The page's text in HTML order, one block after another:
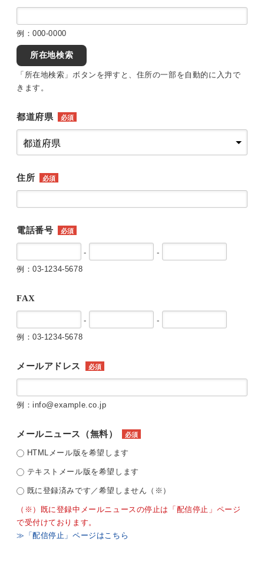
例：000-0000
所在地検索
「所在地検索」ボタンを押すと、住所の一部を自動的に入力で
きます。
都道府県 必須
住所 必須
電話番号 必須
-
-
例：03-1234-5678
FAX
-
-
例：03-1234-5678
メールアドレス 必須
例：info@example.co.jp
メールニュース（無料） 必須
HTMLメール版を希望します
テキストメール版を希望します
既に登録済みです／希望しません（※）
（※）既に登録中メールニュースの停止は「配信停止」ページ
で受付けております。
≫「配信停止」ページはこちら